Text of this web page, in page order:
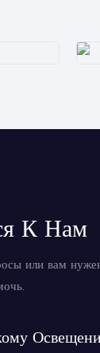
К Нам
или вам